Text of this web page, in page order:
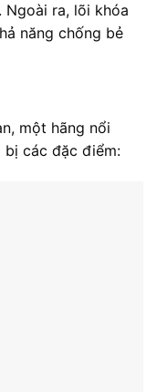
Ngoài ra, lõi khóa
năng chống bẻ
một hãng nổi
bị các đặc điểm: